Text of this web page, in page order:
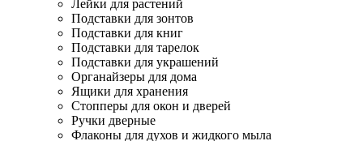
Лейки для растений
Подставки для зонтов
Подставки для книг
Подставки для тарелок
Подставки для украшений
Органайзеры для дома
Ящики для хранения
Стопперы для окон и дверей
Ручки дверные
Флаконы для духов и жидкого мыла